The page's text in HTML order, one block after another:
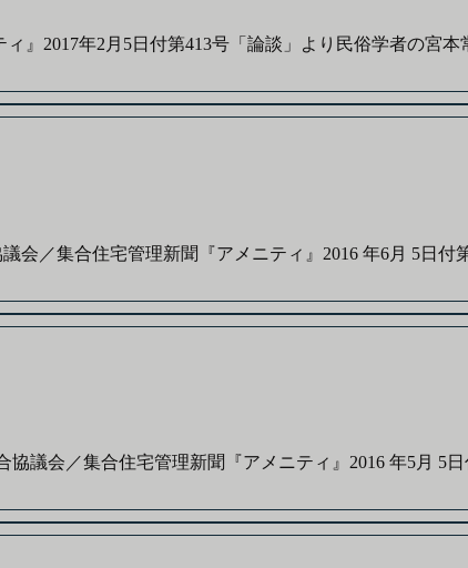
』2017年2月5日付第413号「論談」より民俗学者の宮
会／集合住宅管理新聞『アメニティ』2016 年6月 5日付
議会／集合住宅管理新聞『アメニティ』2016 年5月 5